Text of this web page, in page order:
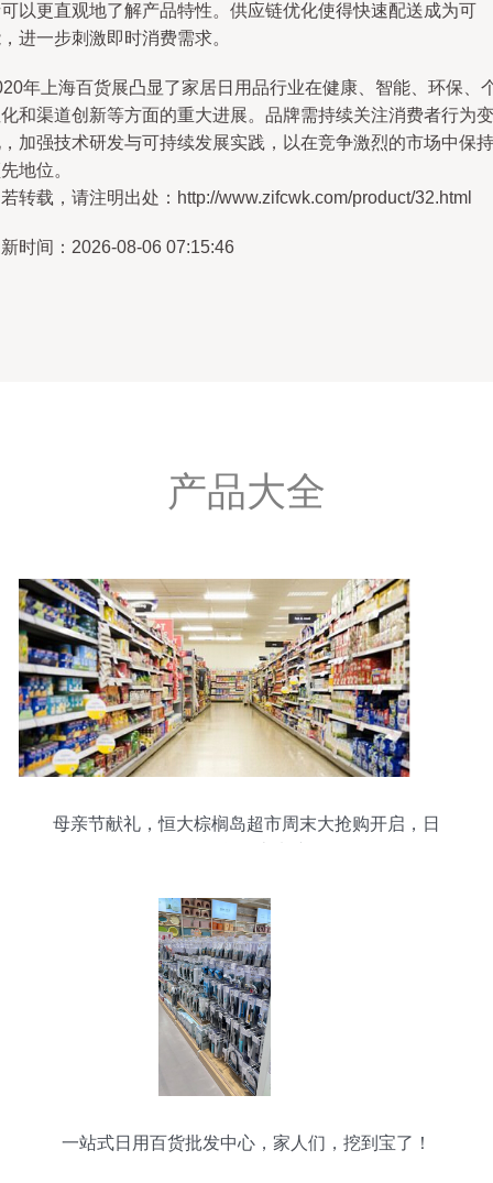
以更直观地了解产品特性。供应链优化使得快速配送成为可
进一步刺激即时消费需求。
年上海百货展凸显了家居日用品行业在健康、智能、环保、
和渠道创新等方面的重大进展。品牌需持续关注消费者行为变
加强技术研发与可持续发展实践，以在竞争激烈的市场中保持
地位。
转载，请注明出处：http://www.zifcwk.com/product/32.html
时间：2026-08-06 07:15:46
产品大全
母亲节献礼，恒大棕榈岛超市周末大抢购开启，日
一站式日用百货批发中心，家人们，挖到宝了！